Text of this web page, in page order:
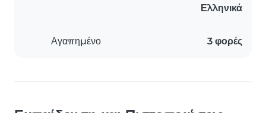
Ελληνικά
Αγαπημένο 3 φορές